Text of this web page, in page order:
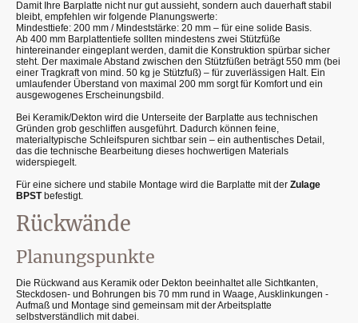
Damit Ihre Barplatte nicht nur gut aussieht, sondern auch dauerhaft stabil
bleibt, empfehlen wir folgende Planungswerte:
Mindesttiefe: 200 mm / Mindeststärke: 20 mm – für eine solide Basis.
Ab 400 mm Barplattentiefe sollten mindestens zwei Stützfüße
hintereinander eingeplant werden, damit die Konstruktion spürbar sicher
steht. Der maximale Abstand zwischen den Stützfüßen beträgt 550 mm (bei
einer Tragkraft von mind. 50 kg je Stützfuß) – für zuverlässigen Halt. Ein
umlaufender Überstand von maximal 200 mm sorgt für Komfort und ein
ausgewogenes Erscheinungsbild.
Bei Keramik/Dekton wird die Unterseite der Barplatte aus technischen
Gründen grob geschliffen ausgeführt. Dadurch können feine,
materialtypische Schleifspuren sichtbar sein – ein authentisches Detail,
das die technische Bearbeitung dieses hochwertigen Materials
widerspiegelt.
Für eine sichere und stabile Montage wird die Barplatte mit der Zulage
BPSTbefestigt.
Rückwände
Planungspunkte
Die Rückwand aus Keramik oder Dekton beeinhaltet alle Sichtkanten,
Steckdosen- und Bohrungen bis 70 mm rund in Waage, Ausklinkungen -
Aufmaß und Montage sind gemeinsam mit der Arbeitsplatte
selbstverständlich mit dabei.